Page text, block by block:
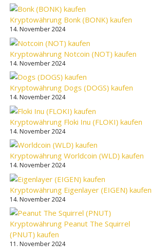
Kryptowährung Bonk (BONK) kaufen
14. November 2024
Kryptowährung Notcoin (NOT) kaufen
14. November 2024
Kryptowährung Dogs (DOGS) kaufen
14. November 2024
Kryptowährung Floki Inu (FLOKI) kaufen
14. November 2024
Kryptowährung Worldcoin (WLD) kaufen
14. November 2024
Kryptowährung Eigenlayer (EIGEN) kaufen
14. November 2024
Kryptowährung Peanut The Squirrel
(PNUT) kaufen
11. November 2024